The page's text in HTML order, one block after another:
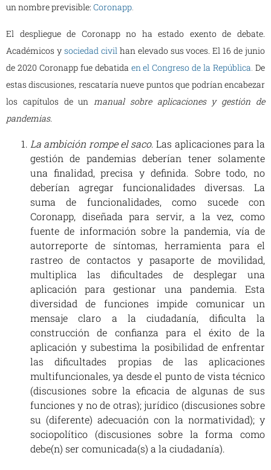
un nombre previsible: Coronapp.
El despliegue de Coronapp no ha estado exento de debate.
Académicos y sociedad civil han elevado sus voces. El 16 de junio
de 2020 Coronapp fue debatidaen el Congreso de la República.De
estas discusiones, rescataría nueve puntos que podrían encabezar
los capítulos de unmanual sobre aplicaciones y gestión de
pandemias.
La ambición rompe el saco. Las aplicaciones para la
gestión de pandemias deberían tener solamente
una finalidad, precisa y definida. Sobre todo, no
deberían agregar funcionalidades diversas. La
suma de funcionalidades, como sucede con
Coronapp, diseñada para servir, a la vez, como
fuente de información sobre la pandemia, vía de
autorreporte de síntomas, herramienta para el
rastreo de contactos y pasaporte de movilidad,
multiplica las dificultades de desplegar una
aplicación para gestionar una pandemia. Esta
diversidad de funciones impide comunicar un
mensaje claro a la ciudadanía, dificulta la
construcción de confianza para el éxito de la
aplicación y subestima la posibilidad de enfrentar
las dificultades propias de las aplicaciones
multifuncionales, ya desde el punto de vista técnico
(discusiones sobre la eficacia de algunas de sus
funciones y no de otras); jurídico (discusiones sobre
su (diferente) adecuación con la normatividad); y
sociopolítico (discusiones sobre la forma como
debe(n) ser comunicada(s) a la ciudadanía).